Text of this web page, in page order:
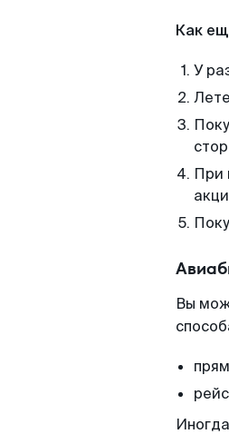
Как
У
При
Вы